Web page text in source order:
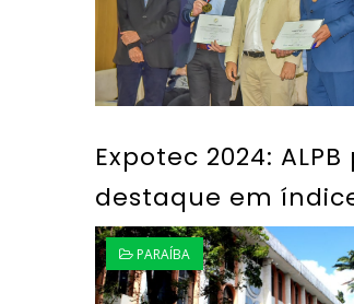
Expotec 2024:
destaque em
PARAÍBA